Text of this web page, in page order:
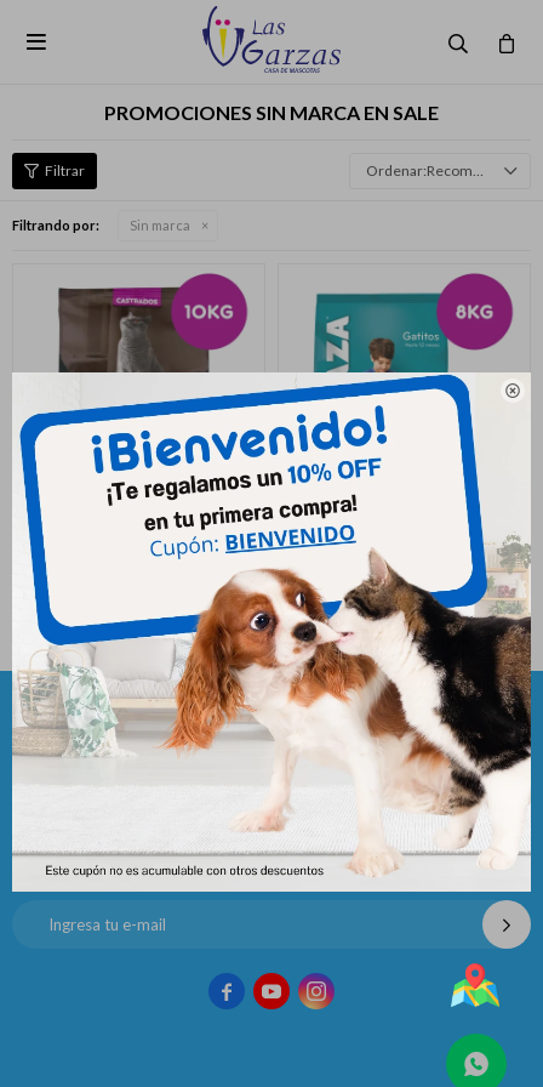


PROMOCIONES SIN MARCA EN SALE
Recomendados
Filtrando por: Sin marca
Raza Gato Castrado X 10 Kg Raza Gato Cachorro X 8 Kg
$1.176
Newsletter
¡Suscribite y recibí todas nuestras novedades!
  